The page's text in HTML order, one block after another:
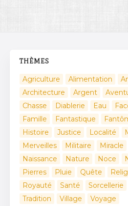
THÈMES
Agriculture Alimentation
Architecture
Argent
Chasse
Diablerie Eau
Famille
Fantastique
Histoire
Justice Localité
Merveilles
Militaire Miracle
Naissance
Nature Noce
Pierres
Pluie Quête
Royauté
Santé Sorcellerie
Tradition
Village Voyage